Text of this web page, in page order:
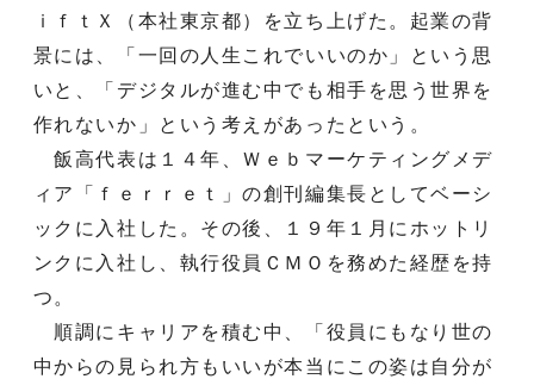
ｉｆｔＸ（本社東京都）を立ち上げた。起業の背
景には、「一回の人生これでいいのか」という思
いと、「デジタルが進む中でも相手を思う世界を
作れないか」という考えがあったという。
飯高代表は１４年、Ｗｅｂマーケティングメデ
ィア「ｆｅｒｒｅｔ」の創刊編集長としてベーシ
ックに入社した。その後、１９年１月にホットリ
ンクに入社し、執行役員ＣＭＯを務めた経歴を持
つ。
順調にキャリアを積む中、「役員にもなり世の
中からの見られ方もいいが本当にこの姿は自分が